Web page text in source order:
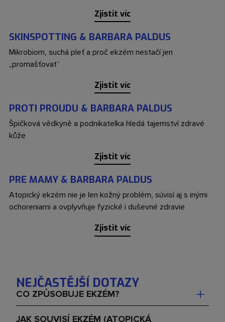
Zjistit víc
SKINSPOTTING & BARBARA PALDUS
Mikrobiom, suchá pleť a proč ekzém nestačí jen
„promašťovat“
Zjistit víc
PROTI PROUDU & BARBARA PALDUS
Špičková vědkyně a podnikatelka hledá tajemství zdravé
kůže
Zjistit víc
PRE MAMY & BARBARA PALDUS
Atopický ekzém nie je len kožný problém, súvisí aj s inými
ochoreniami a ovplyvňuje fyzické i duševné zdravie
Zjistit víc
NEJČASTĚJŠÍ DOTAZY
CO ZPŮSOBUJE EKZÉM? +
JAK SOUVISÍ EKZÉM (ATOPICKÁ